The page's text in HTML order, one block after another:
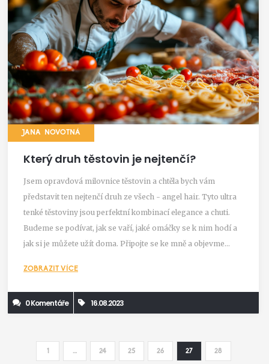
JANA NOVOTNÁ
Který druh těstovin je nejtenčí?
Jsem opravdová milovnice těstovin a chtěla bych vám
představit ten nejtenčí druh ze všech - angel hair. Tyto ultra
tenké těstoviny jsou perfektní kombinací elegance a chuti.
Budeme se podívat, jak se vaří, jaké omáčky se k nim hodí a
jak si je můžete užít doma. Připojte se ke mně a objevme
ZOBRAZIT VÍCE
0 Komentáře 16.08.2023
1 … 24 25 26 27 28